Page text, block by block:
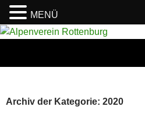
Zum
Archiv der Kategorie: 2020
MENÜ